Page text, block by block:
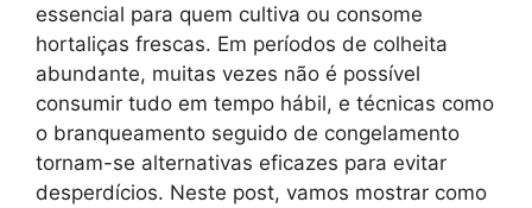
essencial para quem cultiva ou consome
hortaliças frescas. Em períodos de colheita
abundante, muitas vezes não é possível
consumir tudo em tempo hábil, e técnicas como
o branqueamento seguido de congelamento
tornam-se alternativas eficazes para evitar
desperdícios. Neste post, vamos mostrar como